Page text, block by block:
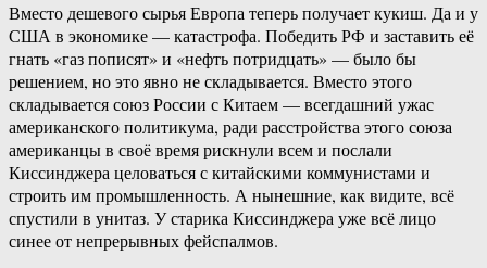
Вместо дешевого сырья Европа теперь получает кукиш. Да и у
США в экономике — катастрофа. Победить РФ и заставить её
гнать «газ пописят» и «нефть потридцать» — было бы
решением, но это явно не складывается. Вместо этого
складывается союз России с Китаем — всегдашний ужас
американского политикума, ради расстройства этого союза
американцы в своё время рискнули всем и послали
Киссинджера целоваться с китайскими коммунистами и
строить им промышленность. А нынешние, как видите, всё
спустили в унитаз. У старика Киссинджера уже всё лицо
синее от непрерывных фейспалмов.